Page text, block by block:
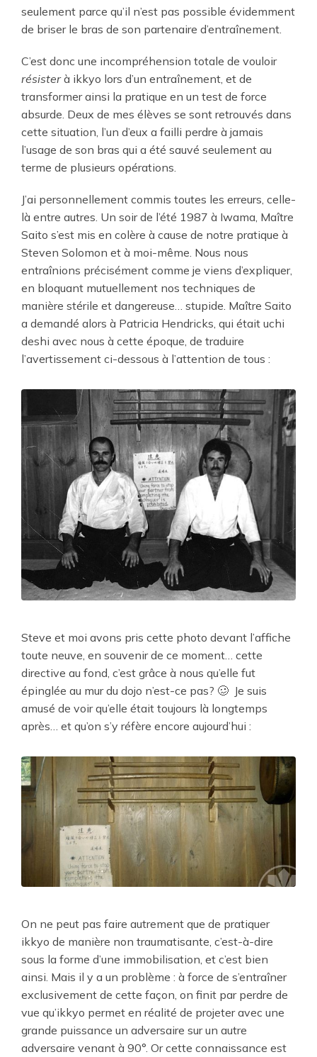
seulement parce qu’il n’est pas possible évidemment
de briser le bras de son partenaire d’entraînement.
C’est donc une incompréhension totale de vouloir
résisterà ikkyo lors d’un entraînement, et de
transformer ainsi la pratique en un test de force
absurde. Deux de mes élèves se sont retrouvés dans
cette situation, l’un d’eux a failli perdre à jamais
l’usage de son bras qui a été sauvé seulement au
terme de plusieurs opérations.
J’ai personnellement commis toutes les erreurs, celle-
là entre autres. Un soir de l’été 1987 à Iwama, Maître
Saito s’est mis en colère à cause de notre pratique à
Steven Solomon et à moi-même. Nous nous
entraînions précisément comme je viens d’expliquer,
en bloquant mutuellement nos techniques de
manière stérile et dangereuse… stupide. Maître Saito
a demandé alors à Patricia Hendricks, qui était uchi
deshi avec nous à cette époque, de traduire
l’avertissement ci-dessous à l’attention de tous :
Steve et moi avons pris cette photo devant l’affiche
toute neuve, en souvenir de ce moment… cette
directive au fond, c’est grâce à nous qu’elle fut
épinglée au mur du dojo n’est-ce pas? 🥴 Je suis
amusé de voir qu’elle était toujours là longtemps
après… et qu’on s’y réfère encore aujourd’hui :
On ne peut pas faire autrement que de pratiquer
ikkyo de manière non traumatisante, c’est-à-dire
sous la forme d’une immobilisation, et c’est bien
ainsi. Mais il y a un problème : à force de s’entraîner
exclusivement de cette façon, on finit par perdre de
vue qu’ikkyo permet en réalité de projeter avec une
grande puissance un adversaire sur un autre
adversaire venant à 90°. Or cette connaissance est